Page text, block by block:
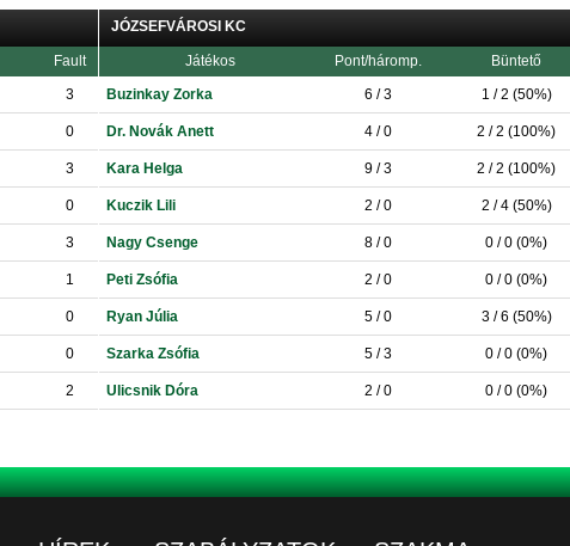
Fault
3
0
3
0
3
1
0
0
2
JÓZSEFVÁROSI KC
Játékos Pont/háromp. Büntető
Buzinkay Zorka
6 / 3 1 / 2 (50%)
Dr. Novák Anett 4 / 0 2 / 2 (100%)
Kara Helga 9 / 3 2 / 2 (100%)
Kuczik Lili 2 / 0 2 / 4 (50%)
Nagy Csenge 8 / 0 0 / 0 (0%)
Peti Zsófia 2 / 0 0 / 0 (0%)
Ryan Júlia 5 / 0 3 / 6 (50%)
Szarka Zsófia 5 / 3 0 / 0 (0%)
Ulicsnik Dóra 2 / 0 0 / 0 (0%)